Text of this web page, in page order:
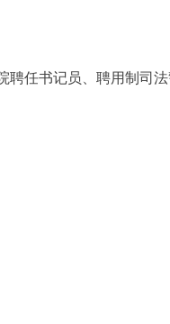
任书记员、聘用制司